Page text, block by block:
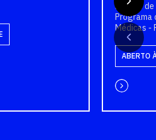
Bancas
Programa
Médicas -
ABERTO